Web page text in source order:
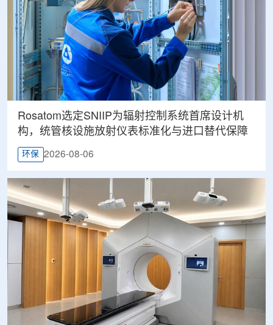
Rosatom选定SNIIP为辐射控制系统首席设计机
构，统管核设施放射仪表标准化与进口替代保障
环保 2026-08-06